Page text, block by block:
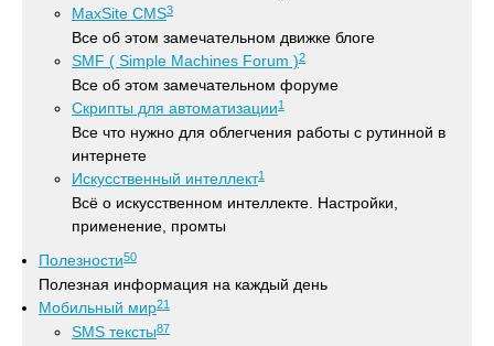
MaxSite CMS3
Все об этом замечательном движке блоге
SMF ( Simple Machines Forum )2
Все об этом замечательном форуме
Скрипты для автоматизации1
Все что нужно для облегчения работы с рутинной в
интернете
Искусственный интеллект1
Всё о искусственном интеллекте. Настройки,
применение, промты
Полезности50
Полезная информация на каждый день
Мобильный мир21
SMS тексты87